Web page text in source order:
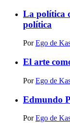
La política
política
Por Ego de
El arte
Por Ego de
Edmundo
Por Ego de